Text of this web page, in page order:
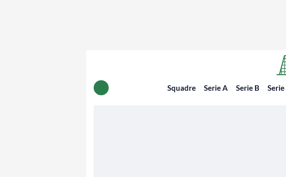
Squadre Serie A Serie B Serie